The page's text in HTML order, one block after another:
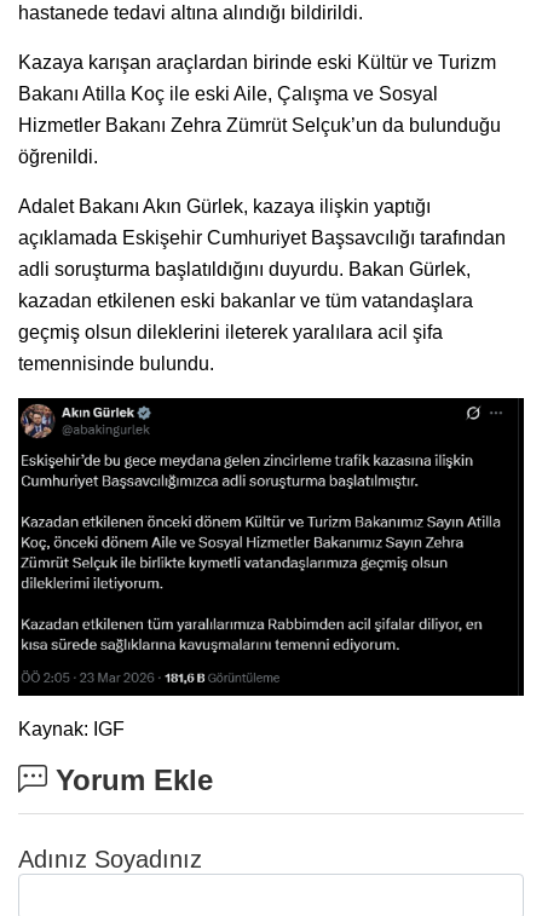
hastanede tedavi altına alındığı bildirildi.
Kazaya karışan araçlardan birinde eski Kültür ve Turizm
Bakanı Atilla Koç ile eski Aile, Çalışma ve Sosyal
Hizmetler Bakanı Zehra Zümrüt Selçuk’un da bulunduğu
öğrenildi.
Adalet Bakanı Akın Gürlek, kazaya ilişkin yaptığı
açıklamada Eskişehir Cumhuriyet Başsavcılığı tarafından
adli soruşturma başlatıldığını duyurdu. Bakan Gürlek,
kazadan etkilenen eski bakanlar ve tüm vatandaşlara
geçmiş olsun dileklerini ileterek yaralılara acil şifa
temennisinde bulundu.
Kaynak: IGF
Yorum Ekle
Adınız Soyadınız